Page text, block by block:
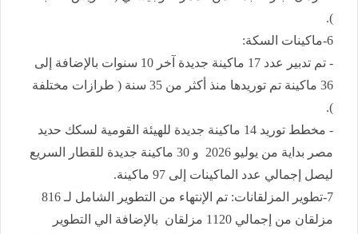
).
6-ماكينات السكة:
- تم تدبير عدد 17 ماكينة جديدة آخر 10 سنوات بالإضافة إلى
36 ماكينة تم توريدها منذ أكثر من 35 سنة ( طرازات مختلفة
).
- مخطط توريد 14 ماكينة جديدة للهيئة القومية لسكك حديد
مصر بداية من يوليو 2026 و 30 ماكينة جديدة للقطار السريع
ليصل إجمالي عدد الماكينات إلى 97 ماكينة.
7-تطوير المزلقانات: تم الإنتهاء من التطوير الشامل لـ 816
مزلقان من إجمالي 1120 مزلقان بالإضافة الي التطوير